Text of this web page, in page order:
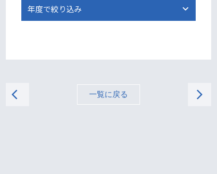
arrow_back_ios 一覧に戻る arrow_forward_ios